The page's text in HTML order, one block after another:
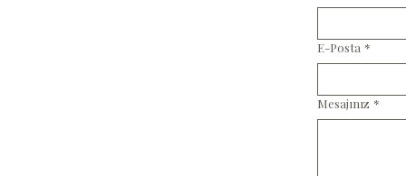
E-Posta *
Mesajınız *